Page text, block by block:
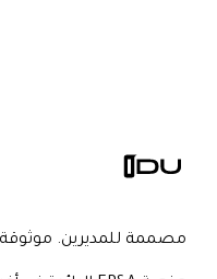
مصممة للمديرين. موثوقة